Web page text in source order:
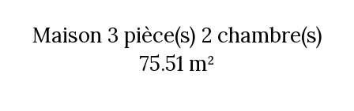
Maison 3 pièce(s) 2 chambre(s)
75.51 m²